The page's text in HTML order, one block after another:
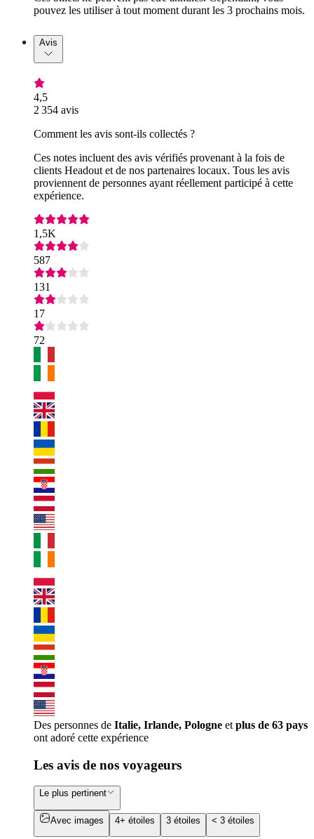
pouvez les utiliser à tout moment durant les 3 prochains mois.
Avis
4,5
2 354 avis
Comment les avis sont-ils collectés ?
Ces notes incluent des avis vérifiés provenant à la fois de
clients Headout et de nos partenaires locaux. Tous les avis
proviennent de personnes ayant réellement participé à cette
expérience.
1,5K
587
131
17
72
Des personnes de Italie, Irlande, Pologne et plus de 63 pays
ont adoré cette expérience
Les avis de nos voyageurs
Le plus pertinent
Avec images 4+ étoiles 3 étoiles < 3 étoiles